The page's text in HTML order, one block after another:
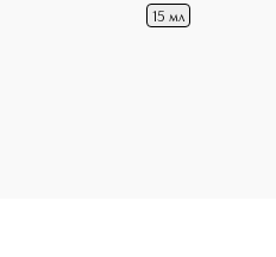
15 мл